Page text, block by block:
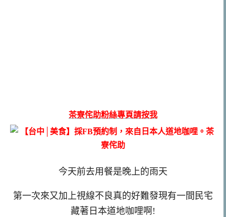
茶寮侘助粉絲專頁請按我
今天前去用餐是晚上的雨天
第一次來又加上視線不良真的好難發現有一間民宅
藏著日本道地咖哩啊!